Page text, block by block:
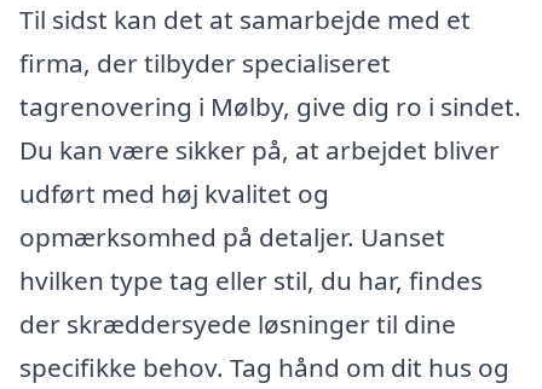
Til sidst kan det at samarbejde med et
firma, der tilbyder specialiseret
tagrenovering i Mølby, give dig ro i sindet.
Du kan være sikker på, at arbejdet bliver
udført med høj kvalitet og
opmærksomhed på detaljer. Uanset
hvilken type tag eller stil, du har, findes
der skræddersyede løsninger til dine
specifikke behov. Tag hånd om dit hus og